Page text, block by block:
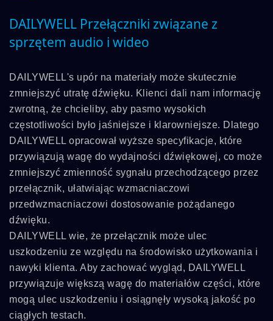
DAILYWELL Przełączniki związane z
sprzętem audio i wideo
DAILYWELL's upór na materiały może skutecznie
zmniejszyć utratę dźwięku. Klienci dali nam informację
zwrotną, że chcieliby, aby pasmo wysokich
częstotliwości było jaśniejsze i klarowniejsze. Dlatego
DAILYWELL opracował wyższe specyfikacje, które
przywiązują wagę do wydajności dźwiękowej, co może
zmniejszyć zmienność sygnału przechodzącego przez
przełącznik, ułatwiając wzmacniaczowi
przedwzmacniaczowi dostosowanie pożądanego
dźwięku.
DAILYWELL wie, że przełącznik może ulec
uszkodzeniu ze względu na środowisko użytkowania i
nawyki klienta. Aby zachować wygląd, DAILYWELL
przywiązuje większą wagę do materiałów części, które
mogą ulec uszkodzeniu i osiągnęły wysoką jakość po
ciągłych testach.